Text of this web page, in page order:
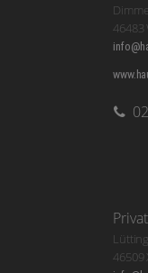
46483
46509